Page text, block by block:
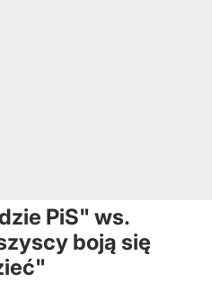
PiS" ws.
boją się